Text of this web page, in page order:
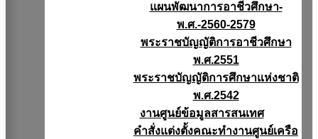
แผนพัฒนาการอาชีวศึกษา-
พ.ศ.-2560-2579
พระราชบัญญัติการอาชีวศึกษา
พ.ศ.2551
พระราชบัญญัติการศึกษาแห่งชาติ
พ.ศ.2542
งานศูนย์ข้อมูลสารสนเทศ
คำสั่งแต่งตั้งคณะทำงานศูนย์เครือ